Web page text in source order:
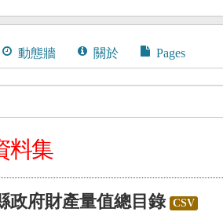
動態牆 關於 Pages
料集
政府財產量值總目錄 CSV